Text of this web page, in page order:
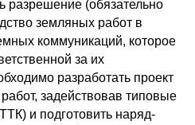
разрешение (обязательно
земляных работ в
коммуникаций, которое
за их
разработать проект
задействовав типовые
и подготовить наряд-